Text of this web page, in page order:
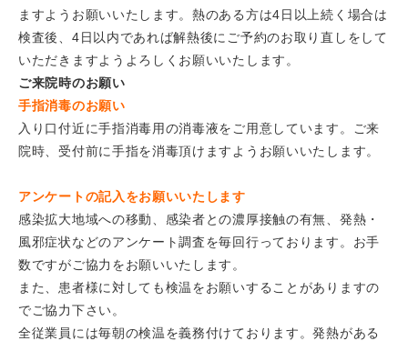
ますようお願いいたします。熱のある方は4日以上続く場合は
検査後、4日以内であれば解熱後にご予約のお取り直しをして
いただきますようよろしくお願いいたします。
ご来院時のお願い
手指消毒のお願い
入り口付近に手指消毒用の消毒液をご用意しています。ご来
院時、受付前に手指を消毒頂けますようお願いいたします。
アンケートの記入をお願いいたします
感染拡大地域への移動、感染者との濃厚接触の有無、発熱・
風邪症状などのアンケート調査を毎回行っております。お手
数ですがご協力をお願いいたします。
また、患者様に対しても検温をお願いすることがありますの
でご協力下さい。
全従業員には毎朝の検温を義務付けております。発熱がある